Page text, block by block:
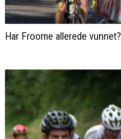
Har Froome allerede vunnet?